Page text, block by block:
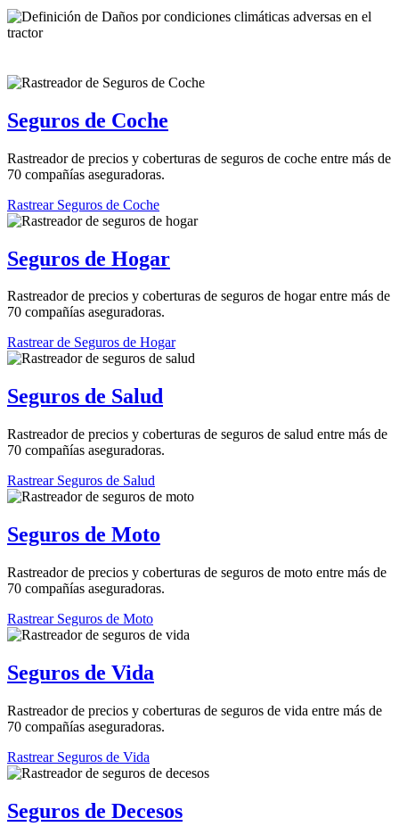
Seguros de Coche
Rastreador de precios y coberturas de seguros de coche entre más de
70 compañías aseguradoras.
Rastrear Seguros de Coche
Seguros de Hogar
Rastreador de precios y coberturas de seguros de hogar entre más de
70 compañías aseguradoras.
Rastrear de Seguros de Hogar
Seguros de Salud
Rastreador de precios y coberturas de seguros de salud entre más de
70 compañías aseguradoras.
Rastrear Seguros de Salud
Seguros de Moto
Rastreador de precios y coberturas de seguros de moto entre más de
70 compañías aseguradoras.
Rastrear Seguros de Moto
Seguros de Vida
Rastreador de precios y coberturas de seguros de vida entre más de
70 compañías aseguradoras.
Rastrear Seguros de Vida
Seguros de Decesos